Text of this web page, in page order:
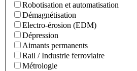
Robotisation et automatisation
Démagnétisation
Electro-érosion (EDM)
Dépression
Aimants permanents
Rail / Industrie ferroviaire
Métrologie